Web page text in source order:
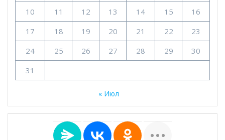
10
11 12 13 14 15
16
17
18 19 20 21 22
23
24
25 26 27 28 29
30
31
« Июл